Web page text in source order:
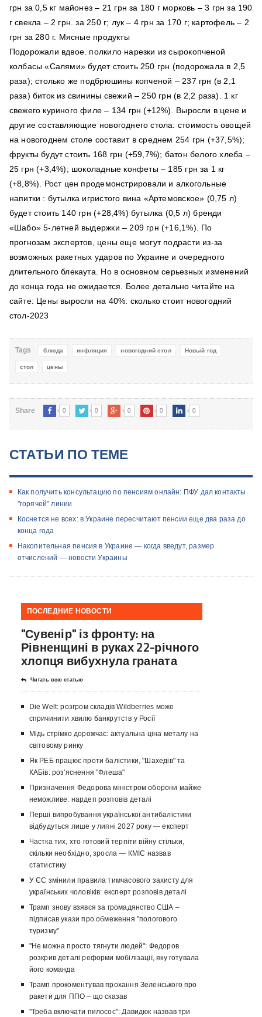
грн за 0,5 кг майонез – 21 грн за 180 г морковь – 3 грн за 190
г свекла – 2 грн. за 250 г; лук – 4 грн за 170 г; картофель – 2
грн за 280 г. Мясные продукты
Подорожали вдвое. полкило нарезки из сырокопченой
колбасы «Салями» будет стоить 250 грн (подорожала в 2,5
раза); столько же подбрюшины копченой – 237 грн (в 2,1
раза) биток из свинины свежий – 250 грн (в 2,2 раза). 1 кг
свежего куриного филе – 134 грн (+12%). Выросли в цене и
другие составляющие новогоднего стола: стоимость овощей
на новогоднем столе составит в среднем 254 грн (+37,5%);
фрукты будут стоить 168 грн (+59,7%); батон белого хлеба –
25 грн (+3,4%); шоколадные конфеты – 185 грн за 1 кг
(+8,8%). Рост цен продемонстрировали и алкогольные
напитки : бутылка игристого вина «Артемовское» (0,75 л)
будет стоить 140 грн (+28,4%) бутылка (0,5 л) бренди
«Шабо» 5-летней выдержки – 209 грн (+16,1%). По
прогнозам экспертов, цены еще могут подрасти из-за
возможных ракетных ударов по Украине и очередного
длительного блекаута. Но в основном серьезных изменений
до конца года не ожидается. Более детально читайте на
сайте: Цены выросли на 40%: сколько стоит новогодний
стол-2023
Tags блюда инфляция новогодний стол Новый год
стол цены
Share 0 0 0 0 0
СТАТЬИ ПО ТЕМЕ
Как получить консультацию по пенсиям онлайн: ПФУ дал контакты
"горячей" линии
Коснется не всех: в Украине пересчитают пенсии еще два раза до
конца года
Накопительная пенсия в Украине — когда введут, размер
отчислений — новости Украины
ПОСЛЕДНИЕ НОВОСТИ
"Сувенір" із фронту: на
Рівненщині в руках 22-річного
хлопця вибухнула граната
Читать всю статью
Die Welt: розгром складів Wildberries може
спричинити хвилю банкрутств у Росії
Мідь стрімко дорожчає: актуальна ціна металу на
світовому ринку
Як РЕБ працює проти балістики, "Шахедів" та
КАБів: роз'яснення "Флеша"
Призначення Федорова міністром оборони майже
неможливе: нардеп розповів деталі
Перші випробування української антибалістики
відбудуться лише у липні 2027 року — експерт
Частка тих, хто готовий терпіти війну стільки,
скільки необхідно, зросла — КМІС назвав
статистику
У ЄС змінили правила тимчасового захисту для
українських чоловіків: експерт розповів деталі
Трамп знову взявся за громадянство США –
підписав укази про обмеження "пологового
туризму"
"Не можна просто тягнути людей": Федоров
розкрив деталі реформи мобілізації, яку готувала
його команда
Трамп прокоментував прохання Зеленського про
ракети для ППО – що сказав
"Треба включати пилосос": Давидюк назвав три